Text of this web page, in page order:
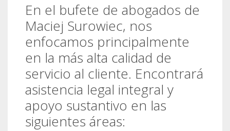
En el bufete de abogados de
Maciej Surowiec, nos
enfocamos principalmente
en la más alta calidad de
servicio al cliente. Encontrará
asistencia legal integral y
apoyo sustantivo en las
siguientes áreas: